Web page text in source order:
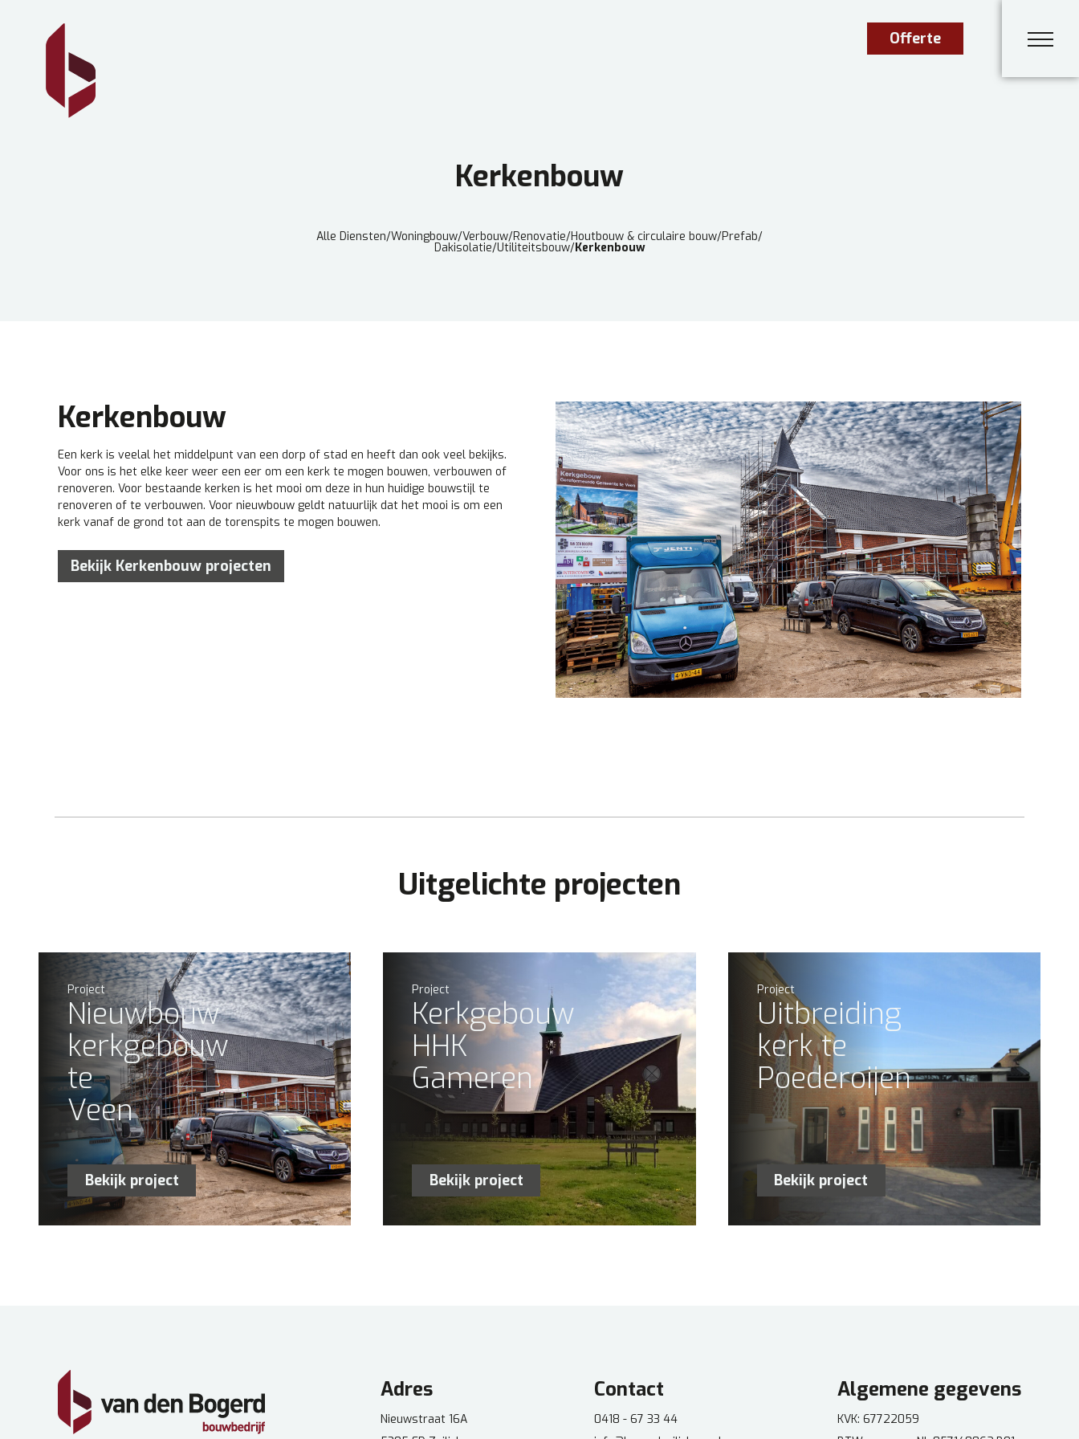
Offerte
Kerkenbouw
Alle Diensten/Woningbouw/Verbouw/Renovatie/Houtbouw & circulaire bouw/Prefab/
Dakisolatie/Utiliteitsbouw/Kerkenbouw
Kerkenbouw
Een kerk is veelal het middelpunt van een dorp of stad en heeft dan ook veel bekijks.
Voor ons is het elke keer weer een eer om een kerk te mogen bouwen, verbouwen of
renoveren. Voor bestaande kerken is het mooi om deze in hun huidige bouwstijl te
renoveren of te verbouwen. Voor nieuwbouw geldt natuurlijk dat het mooi is om een
kerk vanaf de grond tot aan de torenspits te mogen bouwen.
Bekijk Kerkenbouw projecten
Uitgelichte projecten
Project
Nieuwbouw
kerkgebouw
te
Veen
Bekijk project
Project
Kerkgebouw
HHK
Gameren
Bekijk project
Project
Uitbreiding
kerk te
Poederoijen
Bekijk project
Adres
Nieuwstraat 16A
Contact
0418 - 67 33 44
Algemene gegevens
KVK: 67722059